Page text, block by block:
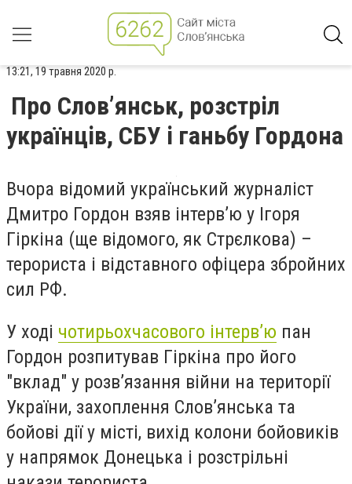
13:21, 19 травня 2020 р.
Про Слов’янськ, розстріл
українців, СБУ і ганьбу Гордона
Вчора відомий український журналіст
Дмитро Гордон взяв інтерв’ю у Ігоря
Гіркіна (ще відомого, як Стрєлкова) –
терориста і відставного офіцера збройних
сил РФ.
У ході чотирьохчасового інтерв’ю пан
Гордон розпитував Гіркіна про його
"вклад" у розв’язання війни на території
України, захоплення Слов’янська та
бойові дії у місті, вихід колони бойовиків
у напрямок Донецька і розстрільні